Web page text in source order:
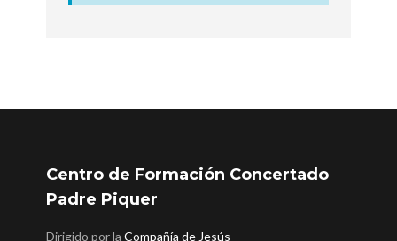
Centro de Formación Concertado
Padre Piquer
Dirigido por laCompañía de Jesús